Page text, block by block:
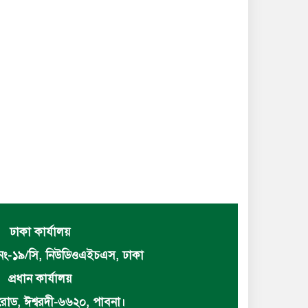
ঢাকা কার্যালয়
১৯/সি, নিউডিওএইচএস, ঢাকা
প্রধান কার্যালয়
ঈশ্বরদী-৬৬২০, পাবনা।